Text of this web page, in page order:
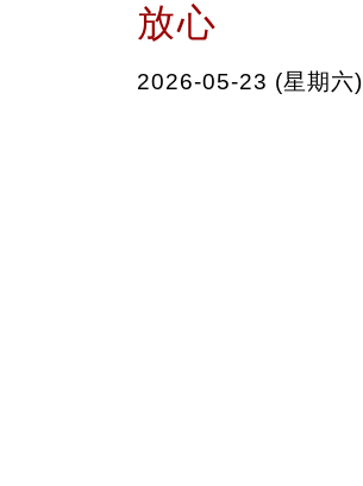
放心
2026-05-23 (星期六)